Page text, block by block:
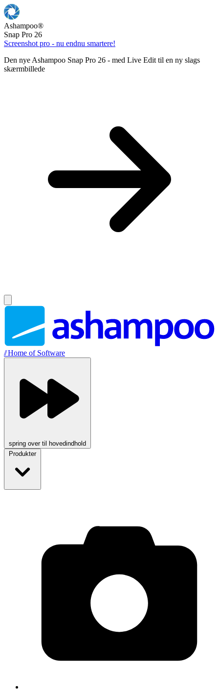
Ashampoo®
Snap Pro 26
Screenshot pro - nu endnu smartere!
Den nye Ashampoo Snap Pro 26 - med Live Edit til en ny slags
skærmbillede
//Home of Software
spring over til hovedindhold
Produkter